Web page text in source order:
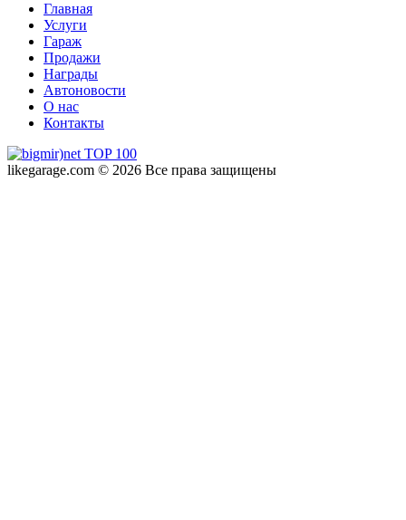
Главная
Услуги
Гараж
Продажи
Награды
Автоновости
О нас
Контакты
likegarage.com © 2026 Все права защищены